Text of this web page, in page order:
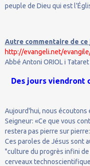
peuple de Dieu qui est
Autre commentaire de ce
http://evangeli.net/
Abbé Antoni ORIOL i
Des jours viendront
Aujourd'hui, nous
Seigneur: «Ce que vous
restera pas pierre sur
Ces paroles de Jésus sont
"culture du progrès infini
cerveaux